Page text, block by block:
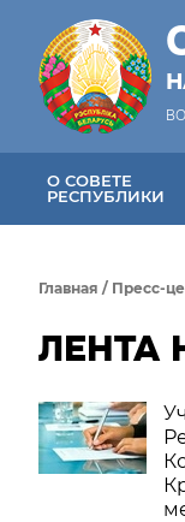
О СОВЕТЕ
РЕСПУБЛИКИ
Главная / Пресс-
ЛЕНТА